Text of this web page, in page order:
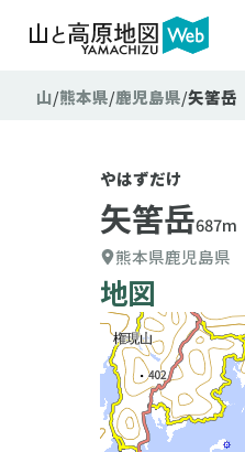
山 熊本県 鹿児島県 矢筈岳
やはずだけ
矢筈岳687m
熊本県鹿児島県
地図